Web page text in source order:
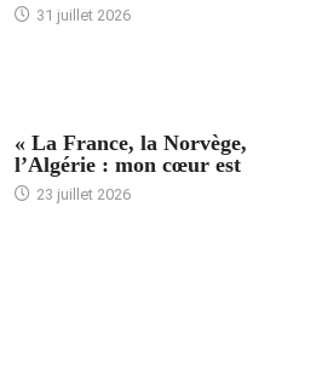
31 juillet 2026
« La France, la Norvège,
l’Algérie : mon cœur est
23 juillet 2026